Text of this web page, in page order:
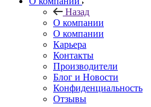
Назад
О компании
О компании
Карьера
Контакты
Производители
Блог и Новости
Конфиденциальность
Отзывы